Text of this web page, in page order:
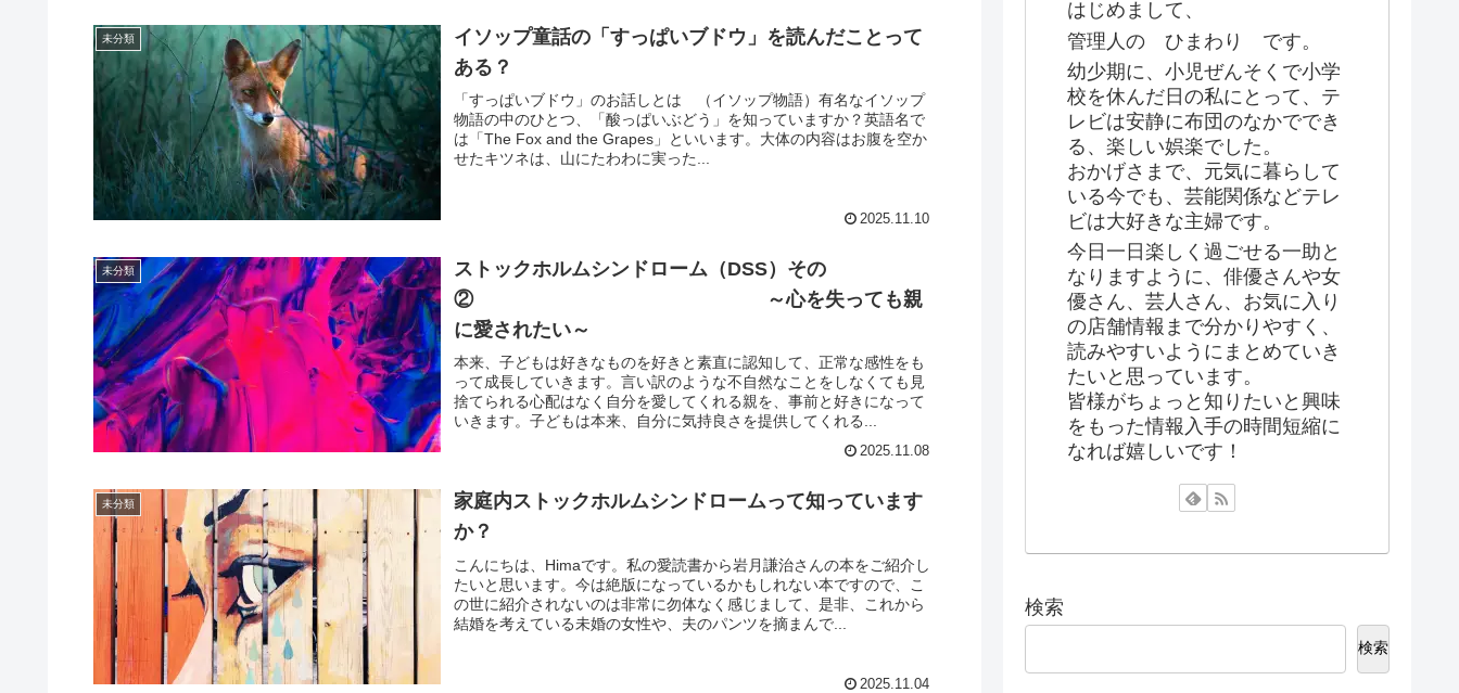
未分類
イソップ童話の「すっぱいブドウ」を読んだことって
ある？
「すっぱいブドウ」のお話しとは （イソップ物語）有名なイソップ
物語の中のひとつ、「酸っぱいぶどう」を知っていますか？英語名で
は「The Fox and the Grapes」といいます。大体の内容はお腹を空か
せたキツネは、山にたわわに実った...
2025.11.10
未分類
ストックホルムシンドローム（DSS）その
② ～心を失っても親
に愛されたい～
本来、子どもは好きなものを好きと素直に認知して、正常な感性をも
って成長していきます。言い訳のような不自然なことをしなくても見
捨てられる心配はなく自分を愛してくれる親を、事前と好きになって
いきます。子どもは本来、自分に気持良さを提供してくれる...
2025.11.08
未分類
家庭内ストックホルムシンドロームって知っています
か？
こんにちは、Himaです。私の愛読書から岩月謙治さんの本をご紹介し
たいと思います。今は絶版になっているかもしれない本ですので、こ
の世に紹介されないのは非常に勿体なく感じまして、是非、これから
結婚を考えている未婚の女性や、夫のパンツを摘まんで...
2025.11.04
はじめまして、
管理人の ひまわり です。
幼少期に、小児ぜんそくで小学
校を休んだ日の私にとって、テ
レビは安静に布団のなかででき
る、楽しい娯楽でした。
おかげさまで、元気に暮らして
いる今でも、芸能関係などテレ
ビは大好きな主婦です。
今日一日楽しく過ごせる一助と
なりますように、俳優さんや女
優さん、芸人さん、お気に入り
の店舗情報まで分かりやすく、
読みやすいようにまとめていき
たいと思っています。
皆様がちょっと知りたいと興味
をもった情報入手の時間短縮に
なれば嬉しいです！
検索
検索